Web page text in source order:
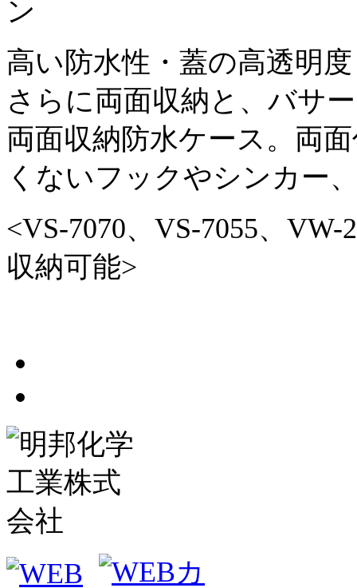
高い防水性・蓋の高透明
さらに両面収納と、バサ
両面収納防水ケース。両
くないフックやシンカー
<VS-7070、VS-7055、
収納可能>